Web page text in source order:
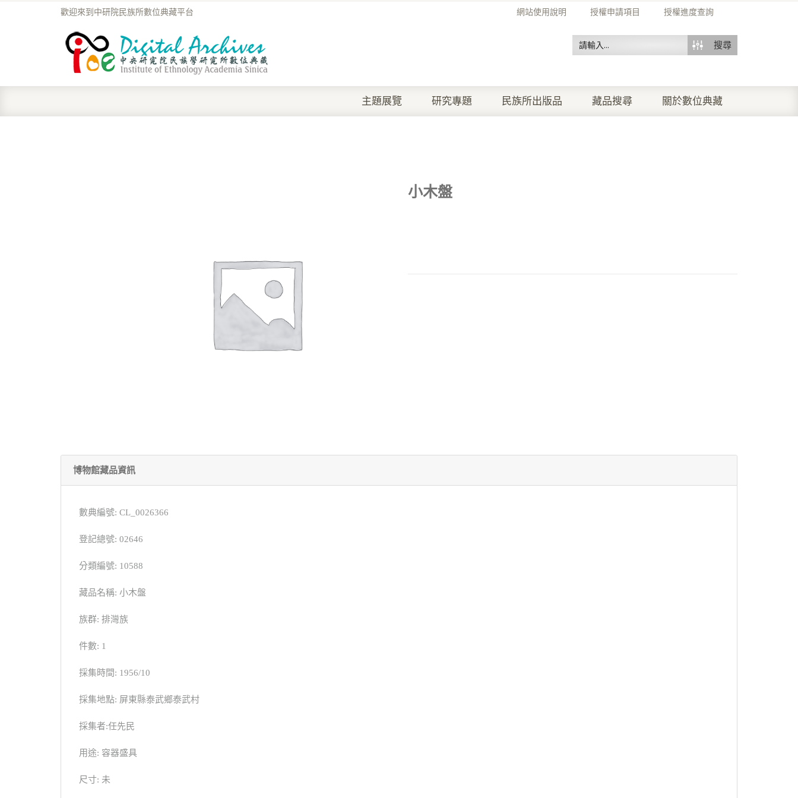
網站使用說明 授權申請項目 授權進度查詢
歡迎來到中研院民族所數位典藏平台
搜尋
主題展覽 研究專題 民族所出版品 藏品搜尋 關於數位典藏
小木盤
博物館藏品資訊
數典編號: CL_0026366
登記總號: 02646
分類編號: 10588
藏品名稱: 小木盤
族群: 排灣族
件數: 1
採集時間: 1956/10
採集地點: 屏東縣泰武鄉泰武村
採集者:任先民
用途: 容器盛具
尺寸: 未